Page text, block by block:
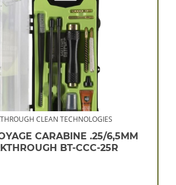
CLEAN TECHNOLOGIES
CARABINE .25/6,5MM
BT-CCC-25R